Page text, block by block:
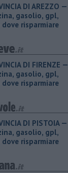
DI AREZZO —
gasolio, gpl,
dove risparmiare
DI FIRENZE —
gasolio, gpl,
dove risparmiare
DI PISTOIA —
gasolio, gpl,
dove risparmiare